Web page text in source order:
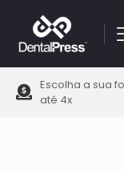
Escolha a sua
até 4x